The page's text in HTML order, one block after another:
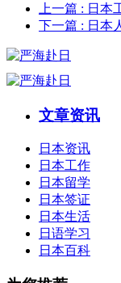
上一篇 : 日本
下一篇 : 日本
文章资讯
日本资讯
日本工作
日本留学
日本签证
日本生活
日语学习
日本百科